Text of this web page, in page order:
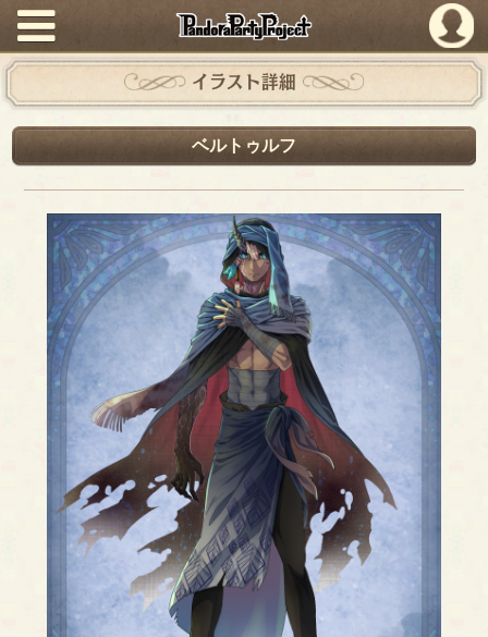
PandoraPartyProject
イラスト詳細
ベルトゥルフ